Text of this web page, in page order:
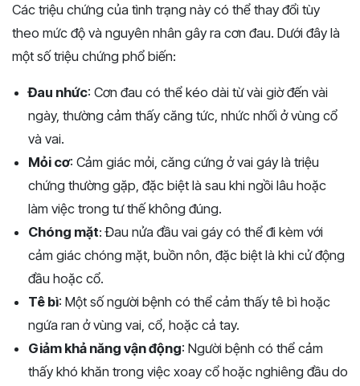
Các triệu chứng của tình trạng này có thể thay đổi tùy
theo mức độ và nguyên nhân gây ra cơn đau. Dưới đây là
một số triệu chứng phổ biến:
Đau nhức: Cơn đau có thể kéo dài từ vài giờ đến vài
ngày, thường cảm thấy căng tức, nhức nhối ở vùng cổ
và vai.
Mỏi cơ: Cảm giác mỏi, căng cứng ở vai gáy là triệu
chứng thường gặp, đặc biệt là sau khi ngồi lâu hoặc
làm việc trong tư thế không đúng.
Chóng mặt: Đau nửa đầu vai gáy có thể đi kèm với
cảm giác chóng mặt, buồn nôn, đặc biệt là khi cử động
đầu hoặc cổ.
Tê bì: Một số người bệnh có thể cảm thấy tê bì hoặc
ngứa ran ở vùng vai, cổ, hoặc cả tay.
Giảm khả năng vận động: Người bệnh có thể cảm
thấy khó khăn trong việc xoay cổ hoặc nghiêng đầu do